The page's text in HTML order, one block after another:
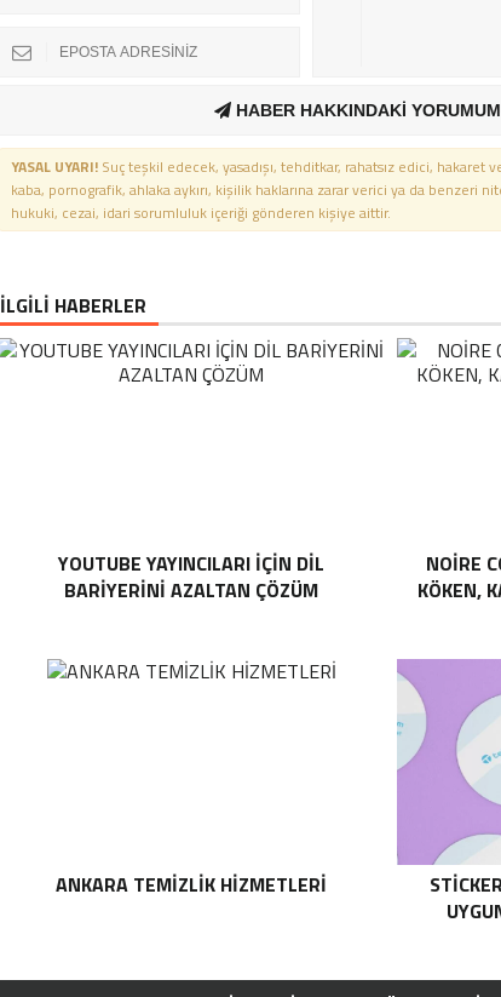
HABER HAKKINDAKİ
YASAL UYARI! Suç teşkil edecek, yasadışı, tehditkar, rahatsız edici, hakaret
kaba, pornografik, ahlaka aykırı, kişilik haklarına zarar verici ya da benzeri
hukuki, cezai, idari sorumluluk içeriği gönderen kişiye aittir.
İLGİLİ HABERLER
YOUTUBE YAYINCILARI IÇIN DIL
BARIYERINI AZALTAN ÇÖZÜM
NOIRE
KÖKEN,
ANKARA TEMIZLIK HIZMETLERI